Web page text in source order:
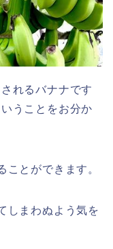
れるバナナです
うことをお分か
ことができます。
しまわぬよう気を